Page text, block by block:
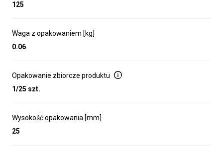
wygrywamy z silnymi konkurentami zagranicznymi,
promując jednocześnie polskie produkty i całkowicie polski
125
Waga z opakowaniem [kg]
0.06
Opakowanie zbiorcze produktu
1/25 szt.
Wysokość opakowania [mm]
25